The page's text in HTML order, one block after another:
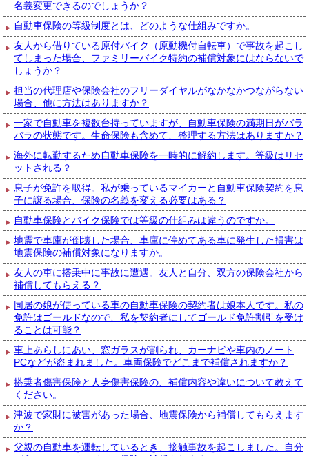
名義変更できるのでしょうか？
自動車保険の等級制度とは、どのような仕組みですか。
友人から借りている原付バイク（原動機付自転車）で事故を起こし
てしまった場合、ファミリーバイク特約の補償対象にはならないで
しょうか？
担当の代理店や保険会社のフリーダイヤルがなかなかつながらない
場合、他に方法はありますか？
一家で自動車を複数台持っていますが、自動車保険の満期日がバラ
バラの状態です。生命保険も含めて、整理する方法はありますか？
海外に転勤するため自動車保険を一時的に解約します。等級はリセ
ットされる？
息子が免許を取得。私が乗っているマイカーと自動車保険契約を息
子に譲る場合、保険の名義を変える必要はある？
自動車保険とバイク保険では等級の仕組みは違うのですか。
地震で車庫が倒壊した場合、車庫に停めてある車に発生した損害は
地震保険の補償対象になりますか。
友人の車に搭乗中に事故に遭遇。友人と自分、双方の保険会社から
補償してもらえる？
同居の娘が使っている車の自動車保険の契約者は娘本人です。私の
免許はゴールドなので、私を契約者にしてゴールド免許割引を受け
ることは可能？
車上あらしにあい、窓ガラスが割られ、カーナビや車内のノート
PCなどが盗まれました。車両保険でどこまで補償されますか？
搭乗者傷害保険と人身傷害保険の、補償内容や違いについて教えて
ください。
津波で家財に被害があった場合、地震保険から補償してもらえます
か？
父親の自動車を運転しているとき、接触事故を起こしました。自分